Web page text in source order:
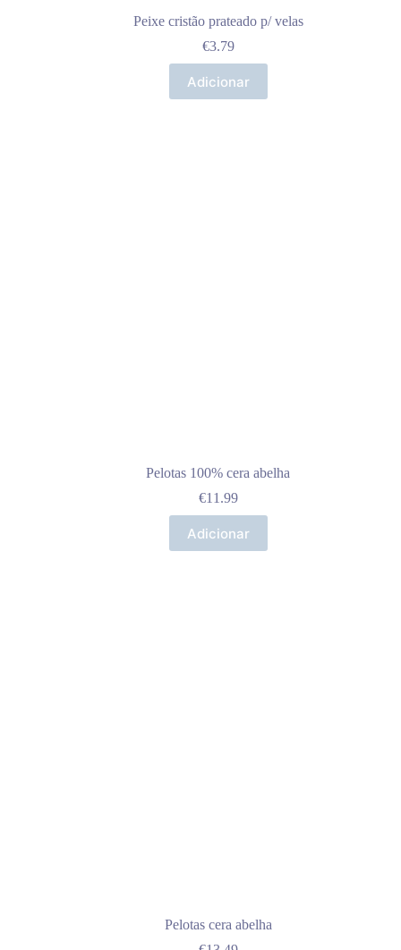
Peixe cristão prateado p/ velas
€3.79
Adicionar
Pelotas 100% cera abelha
€11.99
Adicionar
Pelotas cera abelha